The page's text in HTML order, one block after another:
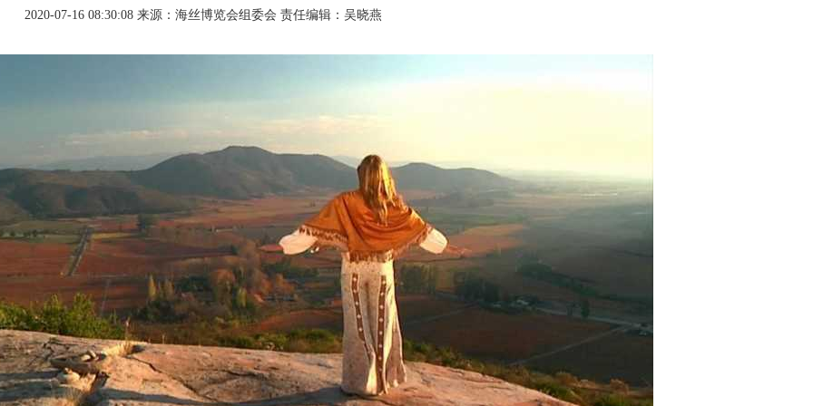
2020-07-16 08:30:08 来源：海丝博览会组委会 责任编辑：吴晓燕